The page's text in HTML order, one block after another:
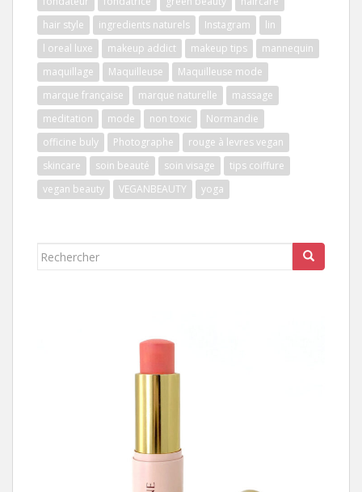
hair style
ingredients naturels Instagram
lin
l oreal luxe
makeup addict makeup tips
mannequin
maquillage
Maquilleuse
Maquilleuse mode
marque française
marque naturelle
massage
meditation
mode non toxic
Normandie
officine buly
Photographe
rouge à levres vegan
skincare
soin beauté soin visage
tips coiffure
vegan beauty
VEGANBEAUTY yoga
Rechercher...